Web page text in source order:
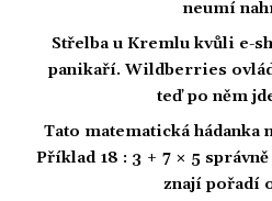
neumí
Střelba u Kremlu kvůli e-
panikaří. Wildberries
teď po něm
Tato matematická hádanka
Příklad 18 : 3 + 7 × 5
znají pořadí